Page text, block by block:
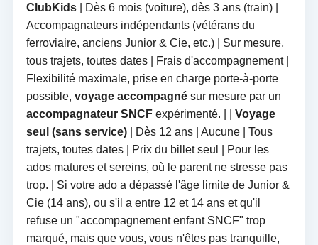
ClubKids| Dès 6 mois (voiture), dès 3 ans (train) |
Accompagnateurs indépendants (vétérans du
ferroviaire, anciens Junior & Cie, etc.) | Sur mesure,
tous trajets, toutes dates | Frais d'accompagnement |
Flexibilité maximale, prise en charge porte-à-porte
possible, voyage accompagnésur mesure par un
accompagnateur SNCFexpérimenté. | | Voyage
seul (sans service)| Dès 12 ans | Aucune | Tous
trajets, toutes dates | Prix du billet seul | Pour les
ados matures et sereins, où le parent ne stresse pas
trop. | Si votre ado a dépassé l'âge limite de Junior &
Cie (14 ans), ou s'il a entre 12 et 14 ans et qu'il
refuse un "accompagnement enfant SNCF" trop
marqué, mais que vous, vous n'êtes pas tranquille,